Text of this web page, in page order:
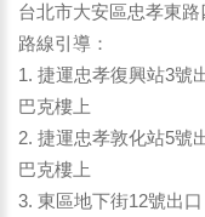
台北市大安區忠孝東
路線引導：
1. 捷運忠孝復興站3號
巴克樓上
2. 捷運忠孝敦化站5號
巴克樓上
3. 東區地下街12號出